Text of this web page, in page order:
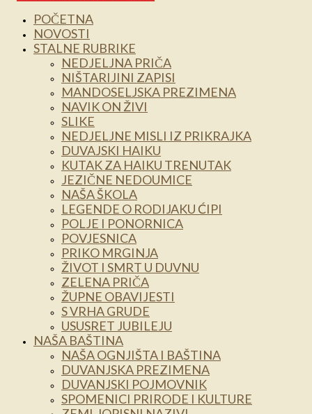
POČETNA
NOVOSTI
STALNE RUBRIKE
NEDJELJNA PRIČA
NIŠTARIJINI ZAPISI
MANDOSELJSKA PREZIMENA
NAVIK ON ŽIVI
SLIKE
NEDJELJNE MISLI IZ PRIKRAJKA
DUVAJSKI HAIKU
KUTAK ZA HAIKU TRENUTAK
JEZIČNE NEDOUMICE
NAŠA ŠKOLA
LEGENDE O RODIJAKU ĆIPI
POLJE I PONORNICA
POVJESNICA
PRIKO MRGINJA
ŽIVOT I SMRT U DUVNU
ZELENA PRIČA
ŽUPNE OBAVIJESTI
S VRHA GRUDE
USUSRET JUBILEJU
NAŠA BAŠTINA
NAŠA OGNJIŠTA I BAŠTINA
DUVANJSKA PREZIMENA
DUVANJSKI POJMOVNIK
SPOMENICI PRIRODE I KULTURE